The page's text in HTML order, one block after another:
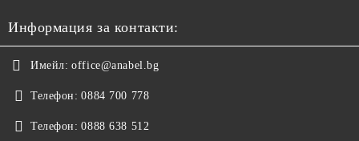
Информация за контакти:
Имейл: office@anabel.bg
Телефон: 0884 700 778
Телефон: 0888 638 512